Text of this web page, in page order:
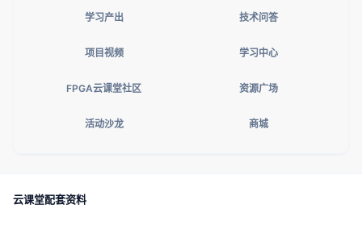
学习产出 技术问答
项目视频 学习中心
FPGA云课堂社区 资源广场
活动沙龙 商城
云课堂配套资料